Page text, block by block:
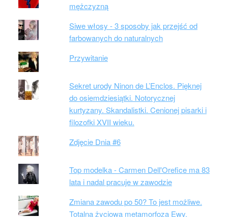
mężczyzną
Siwe włosy - 3 sposoby jak przejść od
farbowanych do naturalnych
Przywitanie
Sekret urody Ninon de L’Enclos. Pięknej
do osiemdziesiątki. Notorycznej
kurtyzany. Skandalistki. Cenionej pisarki i
filozofki XVII wieku.
Zdjęcie Dnia #6
Top modelka - Carmen Dell'Orefice ma 83
lata i nadal pracuje w zawodzie
Zmiana zawodu po 50? To jest możliwe.
Totalna życiowa metamorfoza Ewy.